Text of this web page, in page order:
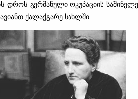
გერმანული ოკუპაციის
ქალაქგარე სახლში